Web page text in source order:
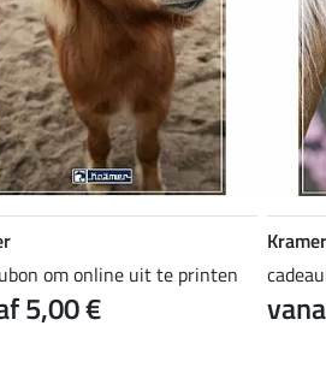
om online uit te printen
5,00 €
Kramer